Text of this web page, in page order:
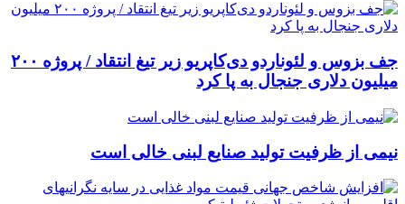
جف بزوس و لئوناردو دی‌کاپریو زیر تیغ انتقاد / پروژه ۲۰۰
میلیون دلاری جنجال به پا کرد
نیمی از ظرفیت تولید صنایع لبنی خالی است